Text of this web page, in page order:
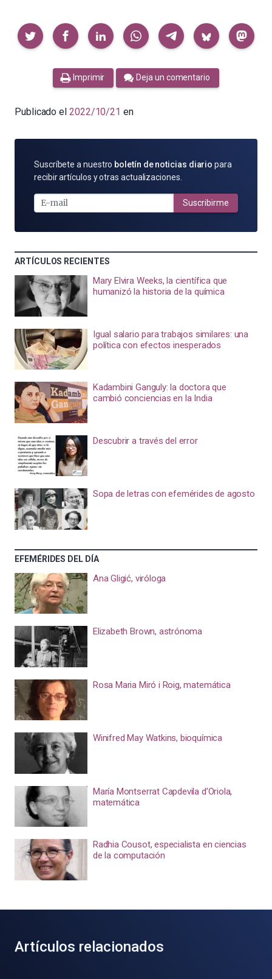
Compartir
Imprimir Deja un comentario
Publicado el 2022/10/21 en
SUSCRÍBETE
POR
MAIL
Suscríbete a nuestro boletín de noticias diario para
recibir artículos y otras actualizaciones.
Suscribirme
ARTÍCULOS RECIENTES
Mary Elvira Weeks, la científica que
humanizó la historia de la química
Igual salario para trabajos similares: una
política con efectos inesperados
Kadambini Ganguly: la doctora que
cambió conciencias en la India
Descubrir a través del error
Sopa de letras con efemérides de agosto
EFEMÉRIDES DEL DÍA
Ana Gligić, viróloga
Elizabeth Brown, astrónoma
Rosa Maria Miró i Roig, matemática
Winifred May Watkins, bioquímica
María Montserrat Capdevila d’Oriola,
matemática
Radhia Cousot, especialista en ciencias
de la computación
Artículos relacionados